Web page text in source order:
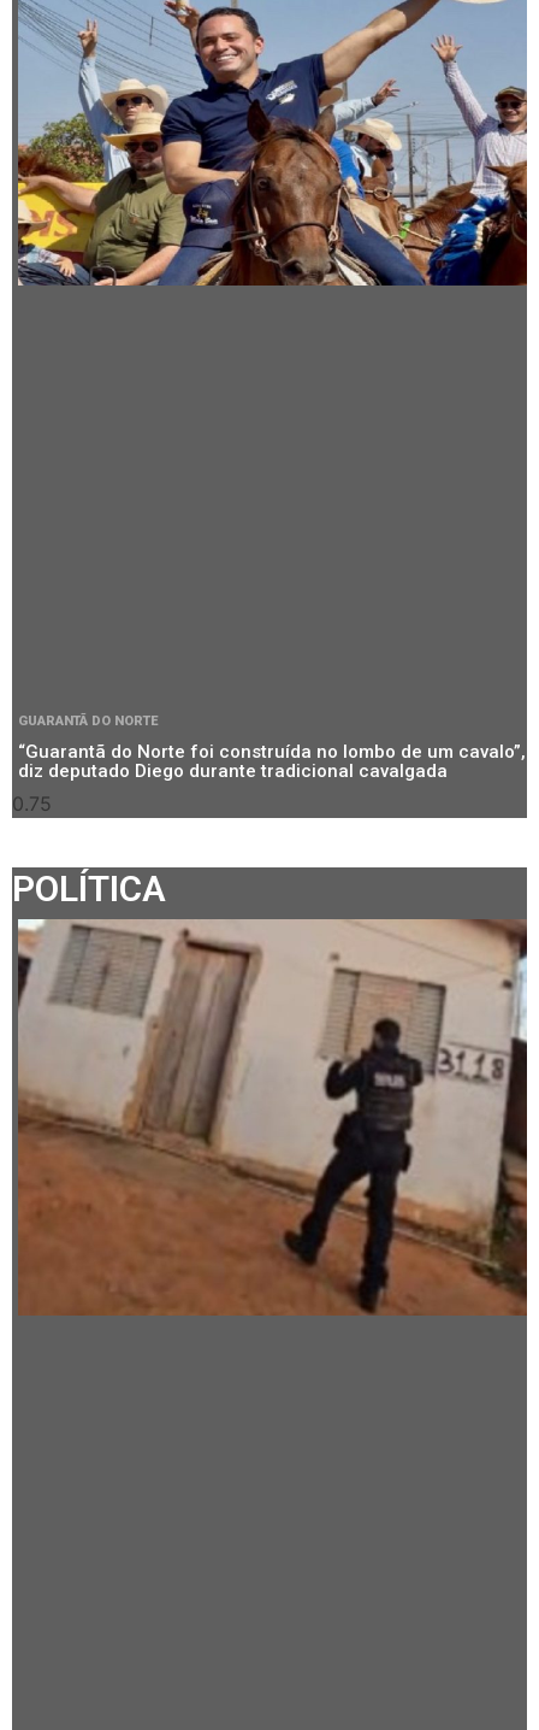
GUARANTÃ DO NORTE
“Guarantã do Norte foi construída no lombo de um cavalo”,
diz deputado Diego durante tradicional cavalgada
POLÍTICA